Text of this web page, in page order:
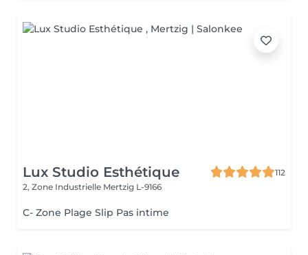
Lux Studio Esthétique
112
2, Zone Industrielle Mertzig L-9166
C- Zone Plage Slip Pas intime